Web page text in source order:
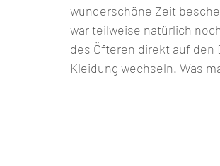
wunderschöne Zeit
war teilweise natürlich
des Öfteren direkt auf
Kleidung wechseln. Was